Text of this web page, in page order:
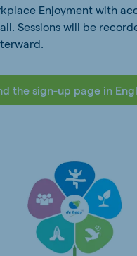
Enjoyment with
Sessions will be
the sign-up page in